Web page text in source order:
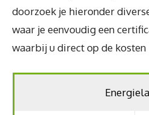
doorzoek je hieronder
waar je eenvoudig een
waarbij u direct op de kosten